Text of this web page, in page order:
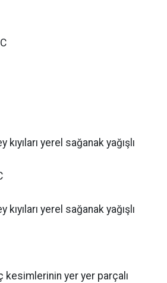
kıyıları yerel sağanak yağışlı
kıyıları yerel sağanak yağışlı
kesimlerinin yer yer parçalı